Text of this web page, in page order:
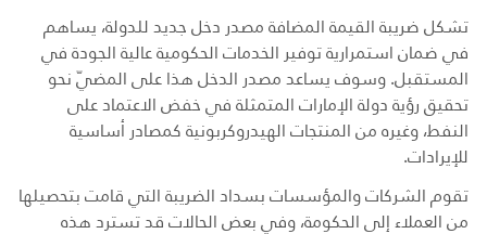
تشكل ضريبة القيمة المضافة مصدر دخل جديد للدولة، يساهم
في ضمان استمرارية توفير الخدمات الحكومية عالية الجودة في
المستقبل. وسوف يساعد مصدر الدخل هذا على المضيّ نحو
تحقيق رؤية دولة الإمارات المتمثلة في خفض الاعتماد على
النفط، وغيره من المنتجات الهيدروكربونية كمصادر أساسية
للإيرادات.
تقوم الشركات والمؤسسات بسداد الضريبة التي قامت بتحصيلها
من العملاء إلى الحكومة، وفي بعض الحالات قد تسترد هذه